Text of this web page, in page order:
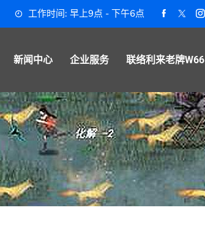
工作时间: 早上9点 - 下午6点
新闻中心 企业服务 联络利来老牌W66